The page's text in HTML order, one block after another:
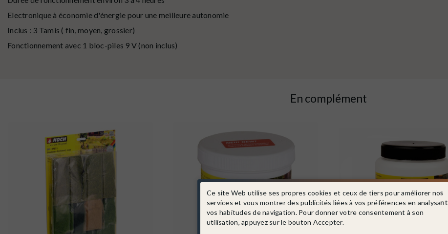
Electronique à économie d'énergie pour une meilleure autonomie
Inclus : 3 Tamis ( fin, moyen, grossier)
Fonctionnement avec 1 bloc-piles 9 V (non inclus)
En complément
Ce site Web utilise ses propres cookies et ceux de tiers pour améliorer nos
services et vous montrer des publicités liées à vos préférences en analysant
vos habitudes de navigation. Pour donner votre consentement à son
utilisation, appuyez sur le bouton Accepter.